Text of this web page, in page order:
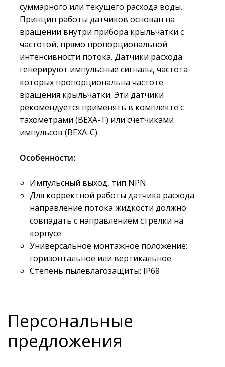
суммарного или текущего расхода воды.
Принцип работы датчиков основан на
вращении внутри прибора крыльчатки с
частотой, прямо пропорциональной
интенсивности потока. Датчики расхода
генерируют импульсные сигналы, частота
которых пропорциональна частоте
вращения крыльчатки. Эти датчики
рекомендуется применять в комплекте с
тахометрами (ВЕХА-Т) или счетчиками
импульсов (ВЕХА-С).
Особенности:
Импульсный выход, тип NPN
Для корректной работы датчика расхода
направление потока жидкости должно
совпадать с направлением стрелки на
корпусе
Универсальное монтажное положение:
горизонтальное или вертикальное
Степень пылевлагозащиты: IP68
Персональные
предложения